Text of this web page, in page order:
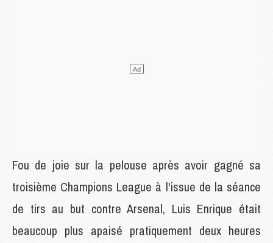
Fou de joie sur la pelouse après avoir gagné sa
troisième Champions League à l'issue de la séance
de tirs au but contre Arsenal, Luis Enrique était
beaucoup plus apaisé pratiquement deux heures